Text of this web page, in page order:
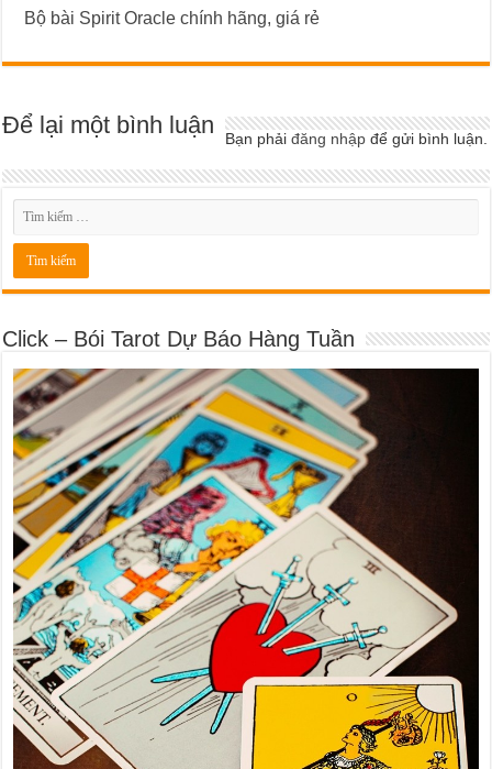
Bộ bài Spirit Oracle chính hãng, giá rẻ
Để lại một bình luận Bạn phảiđăng nhập để gửi bình luận.
Click – Bói Tarot Dự Báo Hàng Tuần